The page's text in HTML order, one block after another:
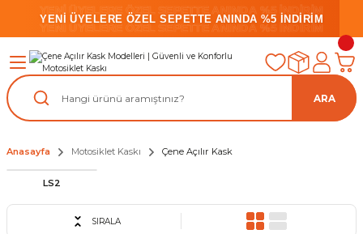
YENİ ÜYELERE ÖZEL SEPETTE ANINDA %5 İNDİRİM
YENİ ÜYELERE ÖZEL SEPETTE ANINDA %5 İNDİRİM
YENİ ÜYELERE ÖZEL SEPETTE ANINDA %5 İNDİRİM
ARA
Anasayfa Motosiklet Kaskı Çene Açılır Kask
LS2
SIRALA